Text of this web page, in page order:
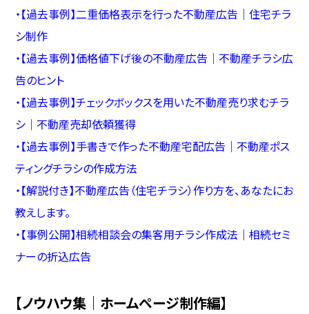
・【過去事例】二重価格表示を行った不動産広告｜住宅チラ
シ制作
・【過去事例】価格値下げ後の不動産広告｜不動産チラシ広
告のヒント
・【過去事例】チェックボックスを用いた不動産売り求むチラ
シ｜不動産売却依頼獲得
・【過去事例】手書きで作った不動産宅配広告｜不動産ポス
ティングチラシの作成方法
・【解説付き】不動産広告（住宅チラシ）作り方を、あなたにお
教えします。
・【事例公開】相続相談会の集客用チラシ作成法｜相続セミ
ナーの折込広告
【ノウハウ集｜ホームページ制作編】